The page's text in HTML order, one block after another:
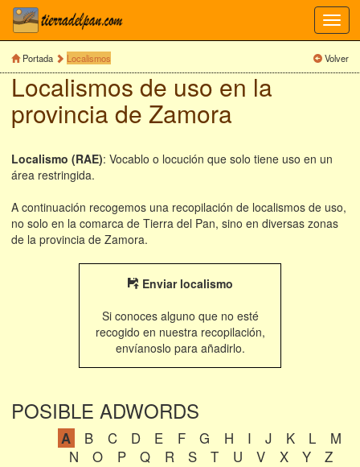
Portada Localismos Volver
Localismos de uso en la
provincia de Zamora
Localismo (RAE): Vocablo o locución que solo tiene uso en un
área restringida.
A continuación recogemos una recopilación de localismos de uso,
no solo en la comarca de Tierra del Pan, sino en diversas zonas
de la provincia de Zamora.
Enviar localismo
Si conoces alguno que no esté
recogido en nuestra recopilación,
envíanoslo para añadirlo.
POSIBLE ADWORDS
A B C D E F G H I J K L
M
N
O P Q R S T U V X Y Z